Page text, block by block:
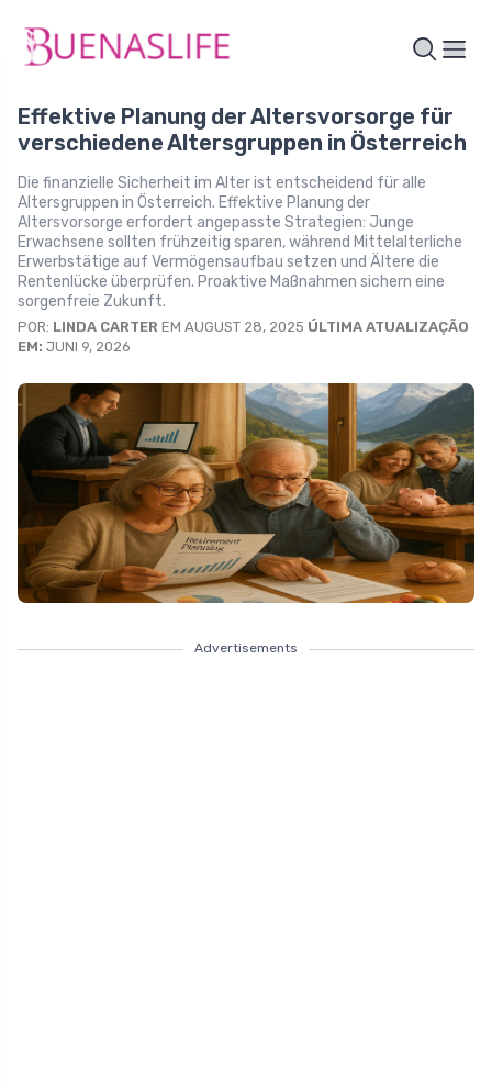
Effektive Planung der Altersvorsorge für
verschiedene Altersgruppen in Österreich
Die finanzielle Sicherheit im Alter ist entscheidend für alle
Altersgruppen in Österreich. Effektive Planung der
Altersvorsorge erfordert angepasste Strategien: Junge
Erwachsene sollten frühzeitig sparen, während Mittelalterliche
Erwerbstätige auf Vermögensaufbau setzen und Ältere die
Rentenlücke überprüfen. Proaktive Maßnahmen sichern eine
sorgenfreie Zukunft.
POR: LINDA CARTER EM AUGUST 28, 2025 ÚLTIMA ATUALIZAÇÃO
EM: JUNI 9, 2026
Advertisements